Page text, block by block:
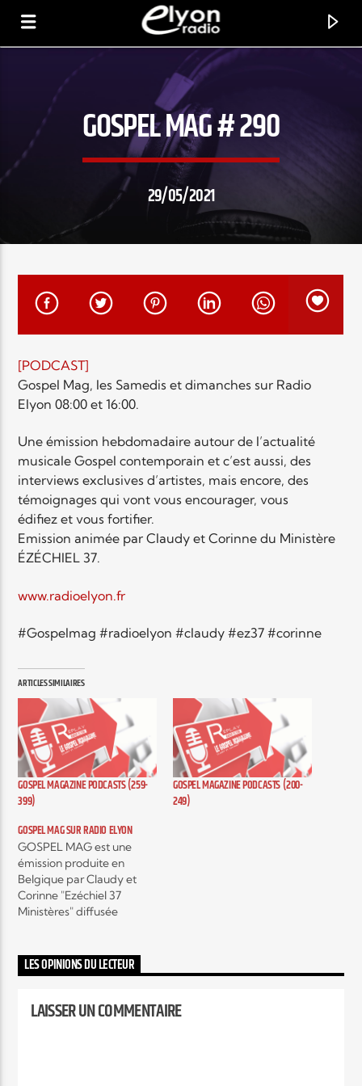
RADIO ELYON
POSITIVE ET ENCOURAGEANTE !
EN CE MOMENT
TITRE
ARTISTE
Radio Elyon
Elyon Rhema
Elyon Hits
Elyon Live
Elyon Kids
GOSPEL MAG # 290
29/05/2021
[PODCAST]
Gospel Mag, les Samedis et dimanches sur Radio
Elyon 08:00 et 16:00.
Une émission hebdomadaire autour de l’actualité
musicale Gospel contemporain et c’est aussi, des
interviews exclusives d’artistes, mais encore, des
témoignages qui vont vous encourager, vous
édifiez et vous fortifier.
Emission animée par Claudy et Corinne du Ministère
ÉZÉCHIEL 37.
www.radioelyon.fr
#Gospelmag #radioelyon #claudy #ez37 #corinne
ARTICLES SIMILAIRES
GOSPEL MAGAZINE PODCASTS (259-
399)
GOSPEL MAGAZINE PODCASTS (200-
249)
GOSPEL MAG SUR RADIO ELYON
GOSPEL MAG est une
émission produite en
Belgique par Claudy et
Corinne "Ezéchiel 37
Ministères" diffusée
hebdomadaire autour de
l'actualité musicale Gospel
aussi, des interviews
LES OPINIONS DU LECTEUR
LAISSER UN COMMENTAIRE